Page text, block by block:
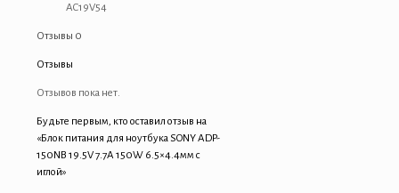
AC19V54
Отзывы 0
Отзывы
Отзывов пока нет.
Будьте первым, кто оставил отзыв на
«Блок питания для ноутбука SONY ADP-
150NB 19.5V 7.7A 150W 6.5×4.4мм с
иглой»